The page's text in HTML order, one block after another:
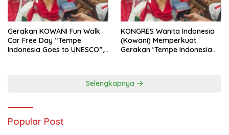
Gerakan KOWANI Fun Walk
Car Free Day “Tempe
Indonesia Goes to UNESCO”,
KONGRES Wanita Indonesia
(Kowani) Memperkuat
Gerakan ‘Tempe Indonesia
Selengkapnya
Popular Post